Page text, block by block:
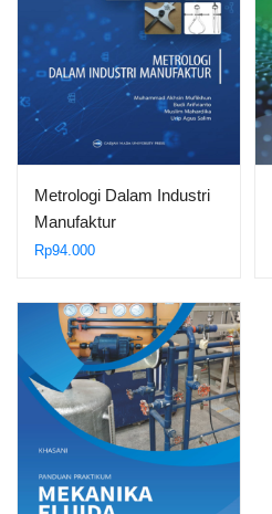
Metrologi Dalam Industri
Manufaktur
Rp94.000